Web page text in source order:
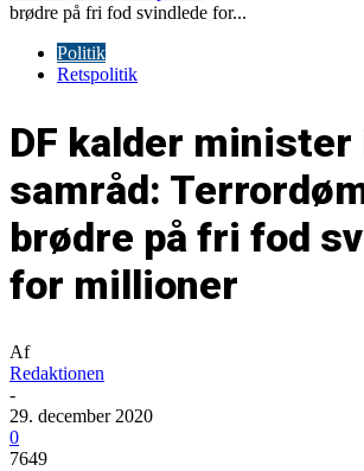
brødre på fri fod svindlede for...
Politik
Retspolitik
DF kalder minister
samråd:
brødre på fri fod
for millioner
Af
Redaktionen
-
29. december 2020
0
7649